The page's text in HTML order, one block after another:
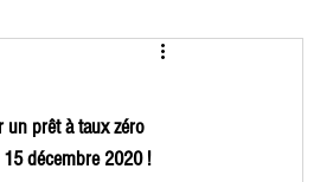
Habitat
un prêt à taux zéro
décembre 2020 !